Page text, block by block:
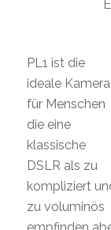
PL1 ist die
ideale Kamera
für Menschen
die eine
klassische
DSLR als zu
kompliziert
zu voluminös